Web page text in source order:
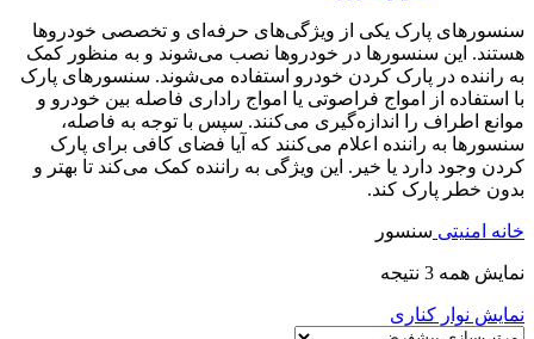
سنسورهای پارک یکی از ویژگی‌های حرفه‌ای و تخصصی خودروها
هستند. این سنسورها در خودروها نصب می‌شوند و به منظور کمک
به راننده در پارک کردن خودرو استفاده می‌شوند. سنسورهای پارک
با استفاده از امواج فراصوتی یا امواج راداری فاصله بین خودرو و
موانع اطراف را اندازه‌گیری می‌کنند. سپس با توجه به فاصله،
سنسورها به راننده اعلام می‌کنند که آیا فضای کافی برای پارک
کردن وجود دارد یا خیر. این ویژگی به راننده کمک می‌کند تا بهتر و
بدون خطر پارک کند.
خانه امنیتی سنسور
نمایش همه 3 نتیجه
نمایش نوار کناری